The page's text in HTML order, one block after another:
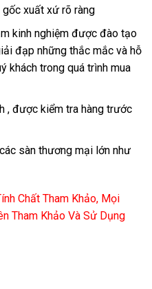
gốc xuất xứ rõ ràng
kinh nghiệm được đào tạo
đạp những thắc mắc và hỗ
khách trong quá trình mua
, được kiểm tra hàng trước
sàn thương mại lớn như
Chất Tham Khảo, Mọi
Tham Khảo Và Sử Dụng